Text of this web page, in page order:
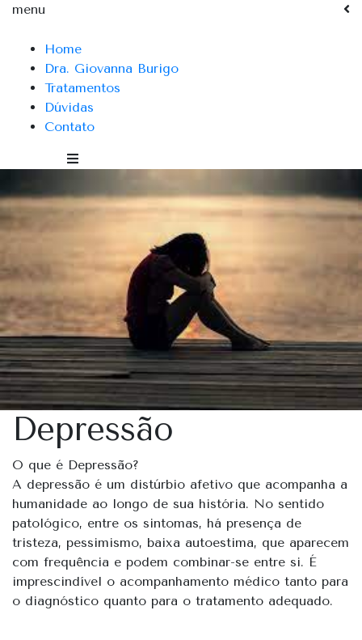
menu
Home
Dra. Giovanna Burigo
Tratamentos
Dúvidas
Contato
Depressão
O que é Depressão?
A depressão é um distúrbio afetivo que acompanha a
humanidade ao longo de sua história. No sentido
patológico, entre os sintomas, há presença de
tristeza, pessimismo, baixa autoestima, que aparecem
com frequência e podem combinar-se entre si. É
imprescindível o acompanhamento médico tanto para
o diagnóstico quanto para o tratamento adequado.